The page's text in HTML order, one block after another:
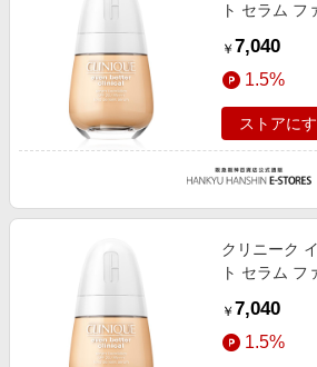
ト セラム フ
￥ 7,040
1.5%
ストアに
クリニーク
ト セラム フ
￥ 7,040
1.5%